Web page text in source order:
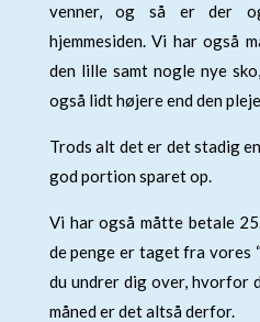
venner, og så er der
hjemmesiden. Vi har også
den lille samt nogle nye
også lidt højere end den
Trods alt det er det stadig
god portion sparet op.
Vi har også måtte betale
de penge er taget fra vores
du undrer dig over, hvorfor
måned er det altså derfor.